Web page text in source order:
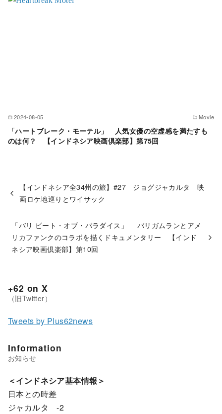
2024-08-05 Movie
「ハートブレーク・モーテル」 人気女優の空虚感を満たすも
のは何？ 【インドネシア映画倶楽部】第75回
【インドネシア全34州の旅】#27 ジョグジャカルタ 映
画ロケ地巡りとワイサック
「バリ ビート・オブ・パラダイス」 バリガムランとアメ
リカファンクのコラボを描くドキュメンタリー 【インド
ネシア映画倶楽部】第10回
+62 on X
Tweets by Plus62news
Information
＜インドネシア基本情報＞
日本との時差
ジャカルタ -2